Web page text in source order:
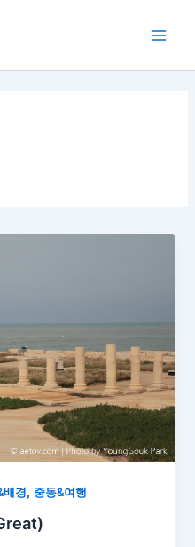
배경, 중동&여행